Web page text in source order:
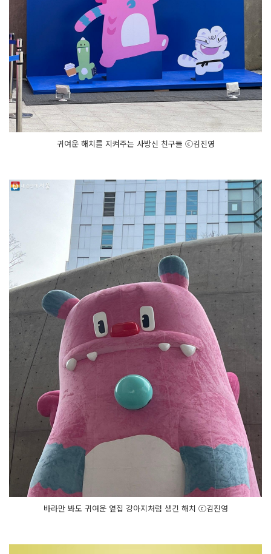
귀여운 해치를 지켜주는 사방신 친구들 ⓒ김진영
바라만 봐도 귀여운 옆집 강아지처럼 생긴 해치 ⓒ김진영